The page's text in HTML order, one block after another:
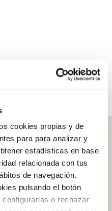
cookies propias y de
para para analizar y
estadísticas en base
relacionada con tus
de navegación.
pulsando el botón
configurarlas o rechazar
en el mercado